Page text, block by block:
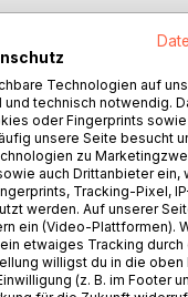
zu den
Bühnenstück Zeile für
inspirieren.
TITEL
Technologien auf
technisch notwendig.
oder Fingerprints
unsere Seite besucht
zu
auch Drittanbieter ein,
Tracking-Pixel,
werden. Auf unserer
ein (Video-Plattformen).
etwaiges Tracking
willigst du in die
(z. B. im Footer